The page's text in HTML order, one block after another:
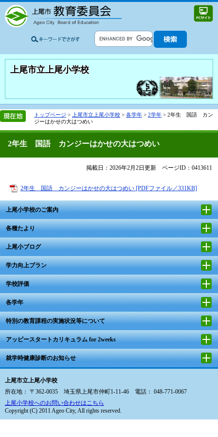
上尾市立上尾小学校
トップページ > 上尾市立上尾小学校 > 各学年 > 2学年 > 2年生 国語 カン
ジーはかせの大はつめい
2年生 国語 カンジーはかせの大はつめい
掲載日：2026年2月2日更新 ページID：0413611
2年生 国語 カンジーはかせの大はつめい [PDFファイル／331KB]
上尾小学校のご案内
各種たより
上尾小ブログ
学力向上プラン
学校評価
各学年
特別の教育課程の実施状況等について
アッピースタートカリキュラム for 2weeks
就学時健康診断のお知らせ
上尾市立上尾小学校
所在地： 〒362-0035 埼玉県上尾市仲町1-11-46 電話： 048-771-0067
上尾小学校へのお問い合わせはこちら
Copyright (C) 2011 Ageo City, All rights reserved.